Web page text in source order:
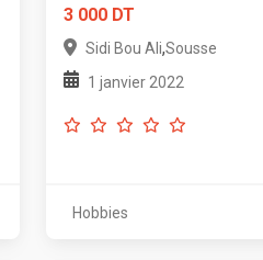
3 000 DT
Sidi Bou Ali,Sousse
1 janvier 2022
Hobbies